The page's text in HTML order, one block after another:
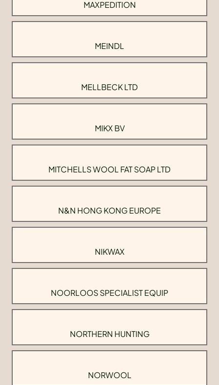
MAXPEDITION
MEINDL
MELLBECK LTD
MIKX BV
MITCHELLS WOOL FAT SOAP LTD
N&N HONG KONG EUROPE
NIKWAX
NOORLOOS SPECIALIST EQUIP
NORTHERN HUNTING
NORWOOL